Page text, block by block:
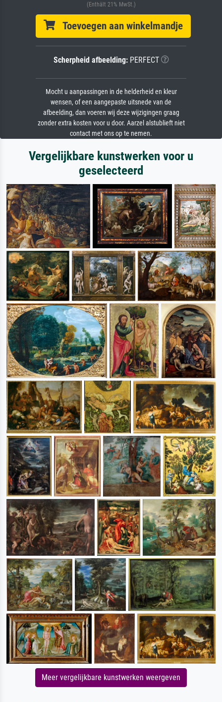
(Enthält 21% MwSt.)
Toevoegen aan winkelmandje
Scherpheid afbeelding:PERFECT
Mocht u aanpassingen in de helderheid en kleur
wensen, of een aangepaste uitsnede van de
afbeelding, dan voeren wij deze wijzigingen graag
zonder extra kosten voor u door. Aarzel alstublieft niet
contact met ons op te nemen.
Vergelijkbare kunstwerken voor u
geselecteerd
Meer vergelijkbare kunstwerken weergeven